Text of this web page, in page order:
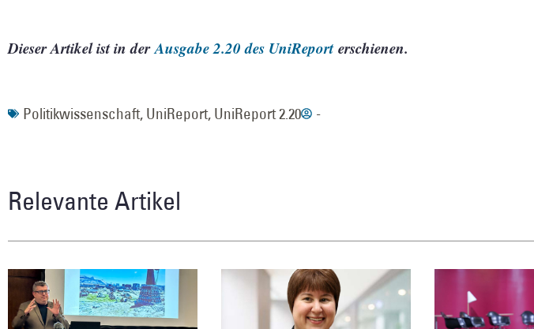
Dieser Artikel ist in derAusgabe 2.20 des UniReporterschienen.
Politikwissenschaft, UniReport, UniReport 2.20 -
Relevante Artikel